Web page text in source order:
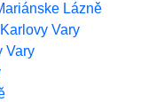
Lázně
Karlovy Vary
Vary